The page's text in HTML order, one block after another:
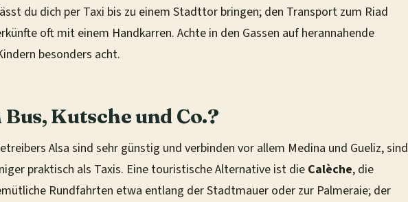
du dich per Taxi bis zu einem Stadttor bringen; den Transport zum Riad
oft mit einem Handkarren. Achte in den Gassen auf herannahende
besonders acht.
Kutsche und Co.?
Alsa sind sehr günstig und verbinden vor allem Medina und Gueliz, sind
praktisch als Taxis. Eine touristische Alternative ist die Calèche, die
Rundfahrten etwa entlang der Stadtmauer oder zur Palmeraie; der